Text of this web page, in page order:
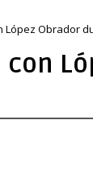
López Obrador